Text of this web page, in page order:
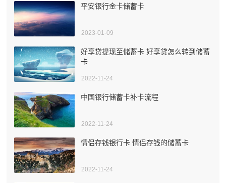
平安银行金卡储蓄卡
2023-01-09
好享贷提现至储蓄卡 好享贷怎么转到储蓄
卡
2022-11-24
中国银行储蓄卡补卡流程
2022-11-24
情侣存钱银行卡 情侣存钱的储蓄卡
2022-11-24